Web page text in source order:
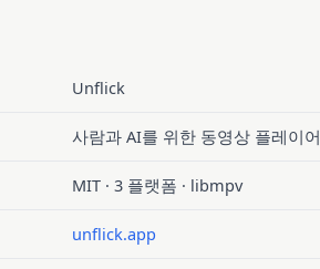
Unflick
사람과 AI를 위한 동영상 플레이어
MIT · 3 플랫폼 · libmpv
unflick.app